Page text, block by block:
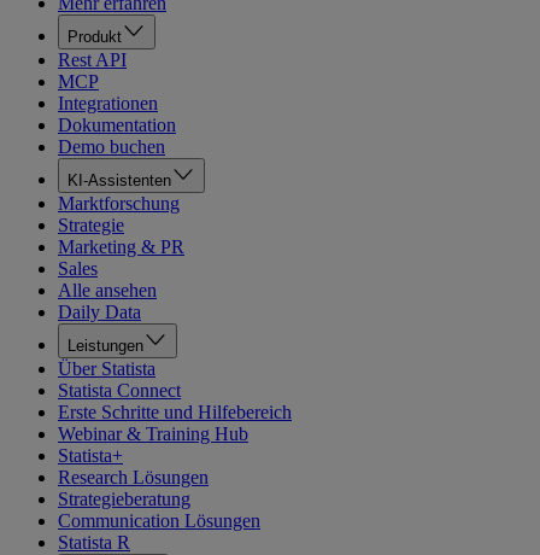
Produkt
Rest API
MCP
Integrationen
Dokumentation
Demo buchen
KI-Assistenten
Marktforschung
Strategie
Marketing & PR
Sales
Alle ansehen
Daily Data
Leistungen
Über Statista
Statista Connect
Erste Schritte und Hilfebereich
Webinar & Training Hub
Statista+
Research Lösungen
Strategieberatung
Communication Lösungen
Statista R